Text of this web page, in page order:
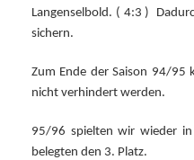
Langenselbold. ( 4:3 )
sichern.
Zum Ende der Saison 94/95
nicht verhindert werden.
95/96 spielten wir wieder in
belegten den 3. Platz.